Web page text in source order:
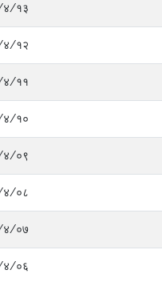
४/१३
४/१२
४/११
४/१०
४/०९
४/०८
४/०७
४/०६